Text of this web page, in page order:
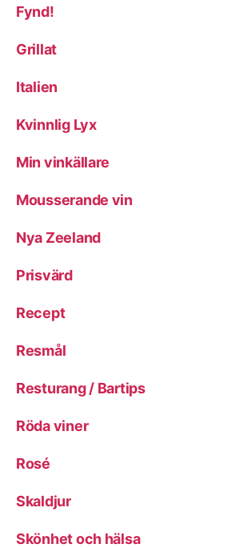
Fynd!
Grillat
Italien
Kvinnlig Lyx
Min vinkällare
Mousserande vin
Nya Zeeland
Prisvärd
Recept
Resmål
Resturang / Bartips
Röda viner
Rosé
Skaldjur
Skönhet och hälsa